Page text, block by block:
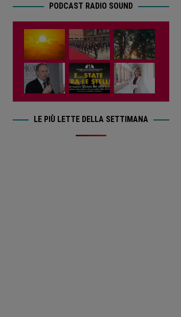
PODCAST RADIO SOUND
LE PIÙ LETTE DELLA SETTIMANA